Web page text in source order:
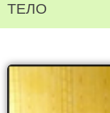
ТЕЛО